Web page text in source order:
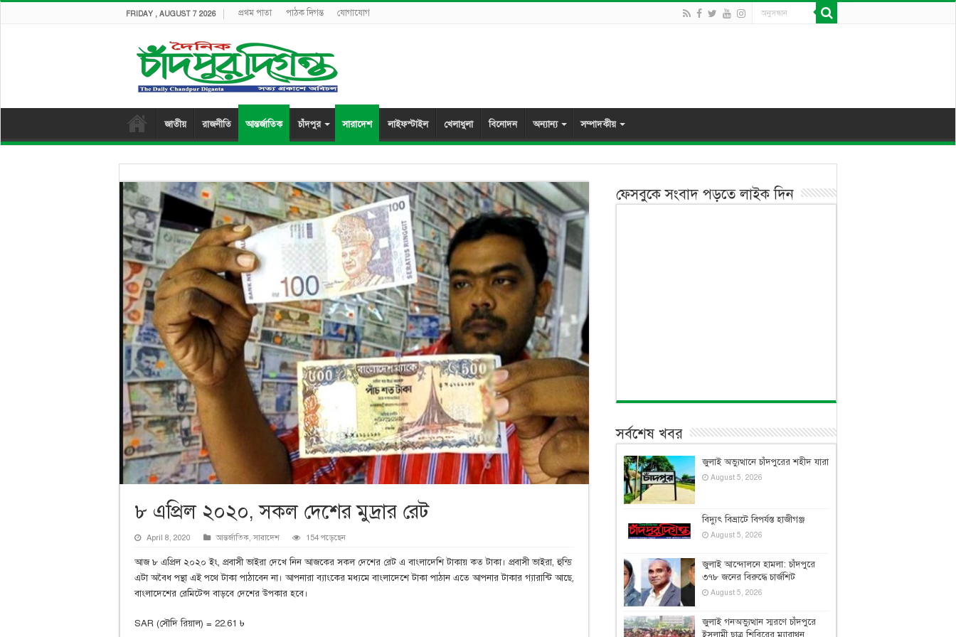
FRIDAY , AUGUST 7 2026 প্রথম পাতা পাঠক দিগন্ত যোগাযোগ
জাতীয় রাজনীতি আন্তর্জাতিক চাঁদপুর সারাদেশ লাইফস্টাইল খেলাধুলা বিনোদন অন্যান্য সম্পাদকীয়
৮ এপ্রিল ২০২০, সকল দেশের মুদ্রার রেট
April 8, 2020 আন্তর্জাতিক সারাদেশ 154 পড়েছেন
আজ ৮ এপ্রিল ২০২০ ইং, প্রবাসী ভাইরা দেখে নিন আজকের সকল দেশের রেট এ বাংলাদেশি টাকায় কত টাকা। প্রবাসী ভাইরা, হুন্ডি
এটা অবৈধ পন্থা এই পথে টাকা পাঠাবেন না। আপনারা ব্যাংকের মধ্যমে বাংলাদেশে টাকা পাঠান এতে আপনার টাকার গ্যারান্টি আছে,
বাংলাদেশের রেমিটেন্স বাড়বে দেশের উপকার হবে।
SAR (সৌদি রিয়াল) = 22.61 ৳
ফেসবুকে সংবাদ পড়তে লাইক দিন
সর্বশেষ খবর
জুলাই অভ্যুত্থানে চাঁদপুরের শহীদ যারা
August 5, 2026
বিদ্যুৎ বিভ্রাটে বিপর্যস্ত হাজীগঞ্জ
August 5, 2026
জুলাই আন্দোলনে হামলা: চাঁদপুরে
৩৭৮ জনের বিরুদ্ধে চার্জশিট
August 5, 2026
জুলাই গনঅভ্যুত্থান স্মরণে চাঁদপুরে